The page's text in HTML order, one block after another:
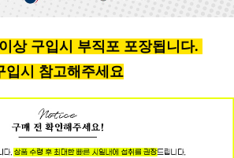
상 구입시 부직포 포장됩니다.
입시 참고해주세요